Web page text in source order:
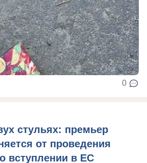
0
стульях: премьер
от проведения
вступлении в ЕС